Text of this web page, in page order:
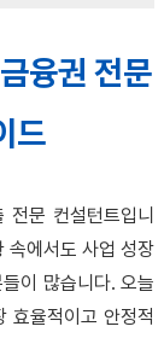
융권 전문
드
문 컨설턴트입니
에서도 사업 성장
이 많습니다. 오늘
효율적이고 안정적